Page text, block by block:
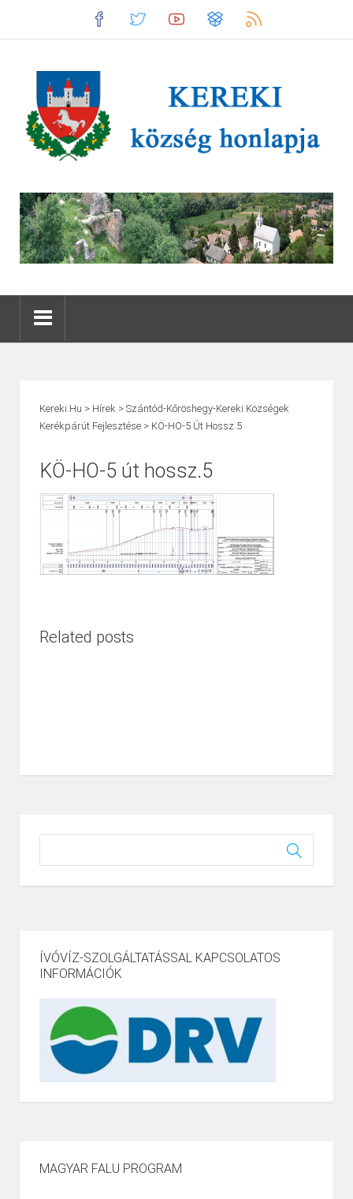
Kereki.hu > Hírek > Szántód-Kőröshegy-Kereki Községek
Kerékpárút Fejlesztése > KÖ-HO-5 Út Hossz.5
KÖ-HO-5 út hossz.5
Related posts
ÍVÓVÍZ-SZOLGÁLTATÁSSAL KAPCSOLATOS
INFORMÁCIÓK
MAGYAR FALU PROGRAM